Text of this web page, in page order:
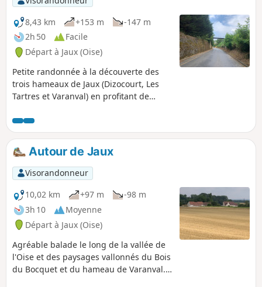
8,43 km
+153 m
-147 m
2h 50
Facile
Départ à Jaux (Oise)
Petite randonnée à la découverte des
trois hameaux de Jaux (Dizocourt, Les
Tartres et Varanval) en profitant de
l'Oise.
Autour de Jaux
Visorandonneur
10,02 km
+97 m
-98 m
3h 10
Moyenne
Départ à Jaux (Oise)
Agréable balade le long de la vallée de
l'Oise et des paysages vallonnés du Bois
du Bocquet et du hameau de Varanval.